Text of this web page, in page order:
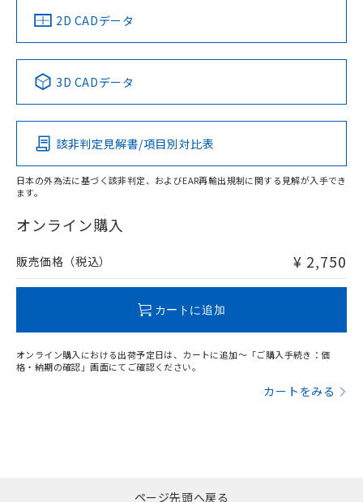
中国 RoHS 注意事項・凡例
Pb Hg Cd Cr(VI)
O
在庫等で未対応品が混在する可能性があります。
問い合わせください。
船舶規格）
No No No No
この製品の規格認証/適合状況ページへ
その他の認証はこちらのページからご検索ください
2D CADデータ
3D CADデータ
該非判定見解書/項目別対比表
日本の外為法に基づく該非判定、およびEAR再輸出規制に関する見解が入手でき
ます。
オンライン購入
販売価格（税込） ¥ 2,750
カートに追加
オンライン購入における出荷予定日は、カートに追加～「ご購入手続き：価
格・納期の確認」画面にてご確認ください。
カートをみる
ページ先頭へ戻る